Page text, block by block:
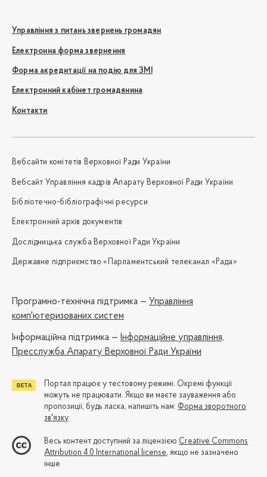
Управління з питань звернень громадян
Електронна форма звернення
Форма акредитації на подію для ЗМІ
Електронний кабінет громадянина
Контакти
Вебсайти комітетів Верховної Ради України
Вебсайт Управління кадрів Апарату Верховної Ради України
Бібліотечно-бібліографічні ресурси
Електронний архів документів
Дослідницька служба Верховної Ради України
Державне підприємство «Парламентський телеканал «Рада»
Програмно-технічна підтримка — Управління
комп'ютеризованих систем
Iнформаційна підтримка — Інформаційне управління,
Пресслужба Апарату Верховної Ради України
Портал працює у тестовому режимі. Окремі функції
можуть не працювати. Якщо ви маєте зауваження або
пропозиції, будь ласка, напишіть нам: Форма зворотного
зв'язку
Весь контент доступний за ліцензією Creative Commons
Attribution 4.0 International license, якщо не зазначено
інше